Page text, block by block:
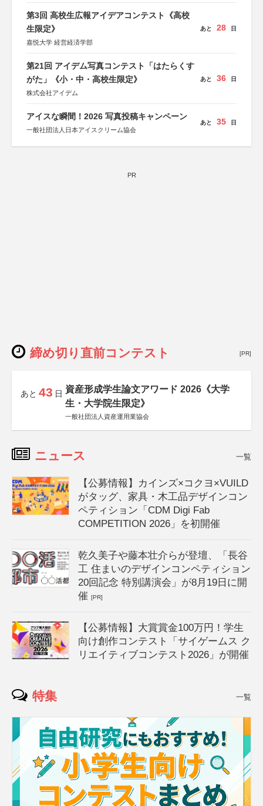
第3回 高校生広報アイデアコンテスト《高校
生限定》
嘉悦大学 経営経済学部
あと 28 日
第21回 アイデム写真コンテスト「はたらくす
がた」《小・中・高校生限定》
株式会社アイデム
あと 36 日
アイスな瞬間！2026 写真投稿キャンペーン
一般社団法人日本アイスクリーム協会
あと 35 日
PR
締め切り直前コンテスト [PR]
あと 43 日 資産形成学生論文アワード 2026《大学
生・大学院生限定》
一般社団法人資産運用業協会
ニュース 一覧
【公募情報】カインズ×コクヨ×VUILD
がタッグ、家具・木工品デザインコン
ペティション「CDM Digi Fab
COMPETITION 2026」を初開催
乾久美子や藤本壮介らが登壇、「長谷
工 住まいのデザインコンペティション
20回記念 特別講演会」が8月19日に開
催[PR]
【公募情報】大賞賞金100万円！学生
向け創作コンテスト「サイゲームス ク
リエイティブコンテスト2026」が開催
特集 一覧